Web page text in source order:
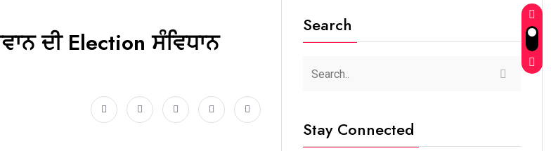
ਦੀ Election ਸੰਵਿਧਾਨ
Search
Stay Connected